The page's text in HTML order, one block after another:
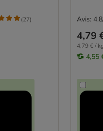
(27)
4,79
4,79 € / kg
4,55
Avis: